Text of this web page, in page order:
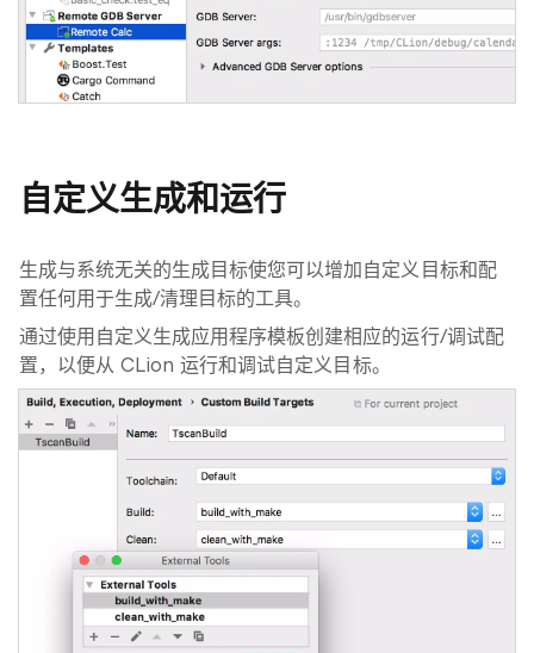
自定义生成和运行
生成与系统无关的生成目标使您可以增加自定义目标和配
置任何用于生成/清理目标的工具。
通过使用自定义生成应用程序模板创建相应的运行/调试配
置，以便从 CLion 运行和调试自定义目标。